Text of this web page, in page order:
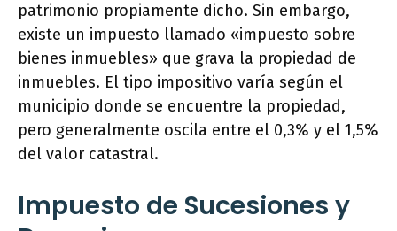
patrimonio propiamente dicho. Sin embargo,
existe un impuesto llamado «impuesto sobre
bienes inmuebles» que grava la propiedad de
inmuebles. El tipo impositivo varía según el
municipio donde se encuentre la propiedad,
pero generalmente oscila entre el 0,3% y el 1,5%
del valor catastral.
Impuesto de Sucesiones y